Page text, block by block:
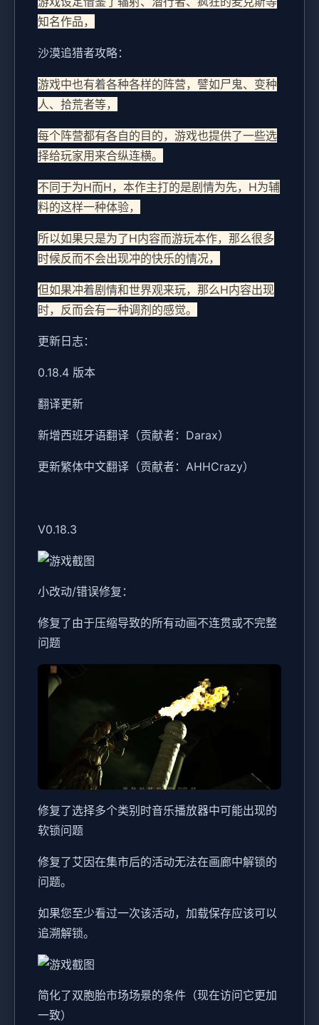
知名作品，
沙漠追猎者攻略：
游戏中也有着各种各样的阵营，譬如尸鬼、变种
人、拾荒者等，
每个阵营都有各自的目的，游戏也提供了一些选
择给玩家用来合纵连横。
不同于为H而H，本作主打的是剧情为先，H为辅
料的这样一种体验，
所以如果只是为了H内容而游玩本作，那么很多
时候反而不会出现冲的快乐的情况，
但如果冲着剧情和世界观来玩，那么H内容出现
时，反而会有一种调剂的感觉。
更新日志：
0.18.4 版本
翻译更新
新增西班牙语翻译（贡献者：Darax）
更新繁体中文翻译（贡献者：AHHCrazy）
V0.18.3
小改动/错误修复：
修复了由于压缩导致的所有动画不连贯或不完整
问题
修复了选择多个类别时音乐播放器中可能出现的
软锁问题
修复了艾因在集市后的活动无法在画廊中解锁的
问题。
如果您至少看过一次该活动，加载保存应该可以
追溯解锁。
简化了双胞胎市场场景的条件（现在访问它更加
一致）